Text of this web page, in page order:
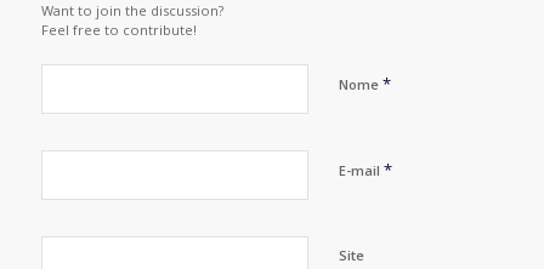
Want to join the discussion?
Feel free to contribute!
Nome *
E-mail *
Site